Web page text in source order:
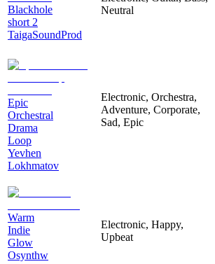
Blackhole
short 2
TaigaSoundProd
Neutral
Epic
Orchestral
Drama
Loop
Yevhen
Lokhmatov
Electronic, Orchestra,
Adventure, Corporate,
Sad, Epic
Warm
Indie
Glow
Osynthw
Electronic, Happy,
Upbeat